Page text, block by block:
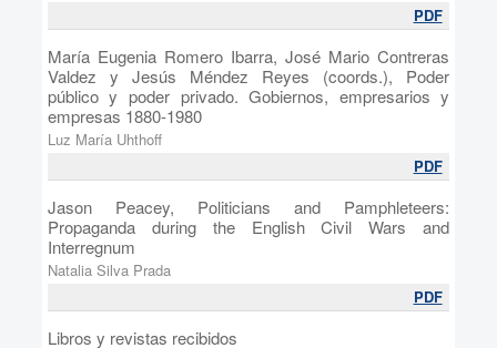
PDF
María Eugenia Romero Ibarra, José Mario Contreras
Valdez y Jesús Méndez Reyes (coords.), Poder
público y poder privado. Gobiernos, empresarios y
empresas 1880-1980
Luz María Uhthoff
PDF
Jason Peacey, Politicians and Pamphleteers:
Propaganda during the English Civil Wars and
Interregnum
Natalia Silva Prada
PDF
Libros y revistas recibidos